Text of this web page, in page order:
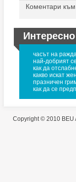
Коментари към
Интересно
часът на
най-добрият
как да
какво искат
празничен
как да се
Copyright © 2010 BEU